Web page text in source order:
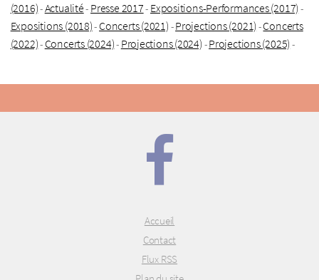
(2016)-Actualité- Presse 2017- Expositions-Performances (2017) -
Expositions (2018)- Concerts (2021) -Projections (2021) -Concerts
(2022)- Concerts (2024)- Projections (2024) -Projections (2025) -
Accueil
Contact
Flux RSS